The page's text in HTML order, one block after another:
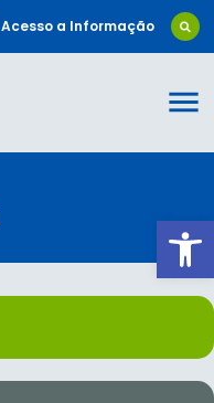
Acesso a Informação